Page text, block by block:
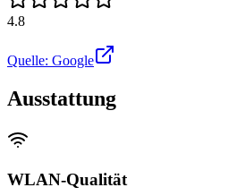
4.8
Quelle: Google
Ausstattung
WLAN-Qualität